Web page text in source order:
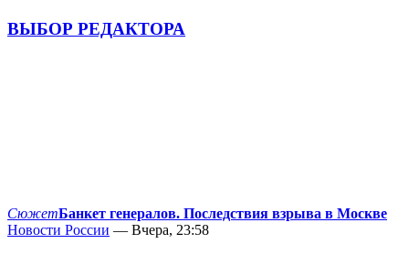
ВЫБОР РЕДАКТОРА
СюжетБанкет генералов. Последствия взрыва в Москве
Новости России — Вчера, 23:58